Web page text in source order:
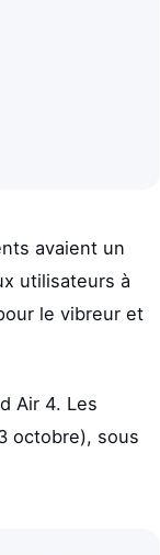
avaient un
utilisateurs à
le vibreur et
Air 4. Les
octobre), sous